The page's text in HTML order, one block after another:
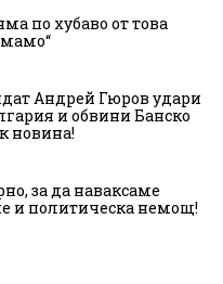
по хубаво от това
Андрей Гюров удари
и обвини Банско
новина!
за да наваксаме
и политическа немощ!